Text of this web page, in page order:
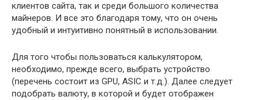
клиентов сайта, так и среди большого количества
майнеров. И все это благодаря тому, что он очень
удобный и интуитивно понятный в использовании.
Для того чтобы пользоваться калькулятором,
необходимо, прежде всего, выбрать устройство
(перечень состоит из GPU, ASIC и т.д.). Далее следует
подобрать валюту, в которой и будет отображен